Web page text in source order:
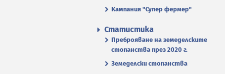
Кампания "Супер фермер"
Статистика
Преброяване на земеделските
стопанства през 2020 г.
Земеделски стопанства